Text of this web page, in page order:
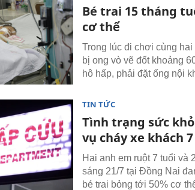
Bé trai 15 tháng
cơ thể
Trong lúc đi chơi cùng
bị ong vò vẽ đốt khoảng
hô hấp, phải đặt ống nội
TIN TỨC
Tình trạng sức
vụ cháy xe khách
Hai anh em ruột 7 tuổi và
sáng 21/7 tại Đồng Nai
bé trai bỏng tới 50% cơ